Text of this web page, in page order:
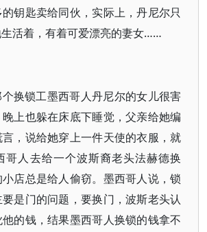
钥匙卖给同伙，实际上，丹尼尔只
活着，有着可爱漂亮的妻女……
换锁工墨西哥人丹尼尔的女儿很害
上也躲在床底下睡觉，父亲给她编
，说给她穿上一件天使的衣服，就
哥人去给一个波斯裔老头法赫德换
店总是给人偷窃。墨西哥人说，锁
是门的问题，要换门，波斯老头认
的钱，结果墨西哥人换锁的钱拿不